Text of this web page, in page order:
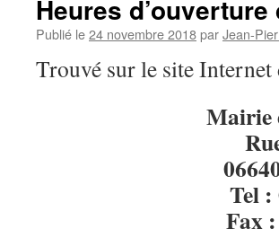
Heures
Publié le24 novembre 2018parJean-
Trouvé sur le site Internet
Mairie
Tel :
Fax